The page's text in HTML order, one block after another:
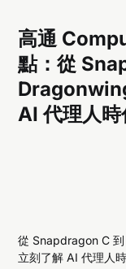
高通
點：從
AI 代理人
從 Snapdragon C 到
立刻了解 AI 代理人